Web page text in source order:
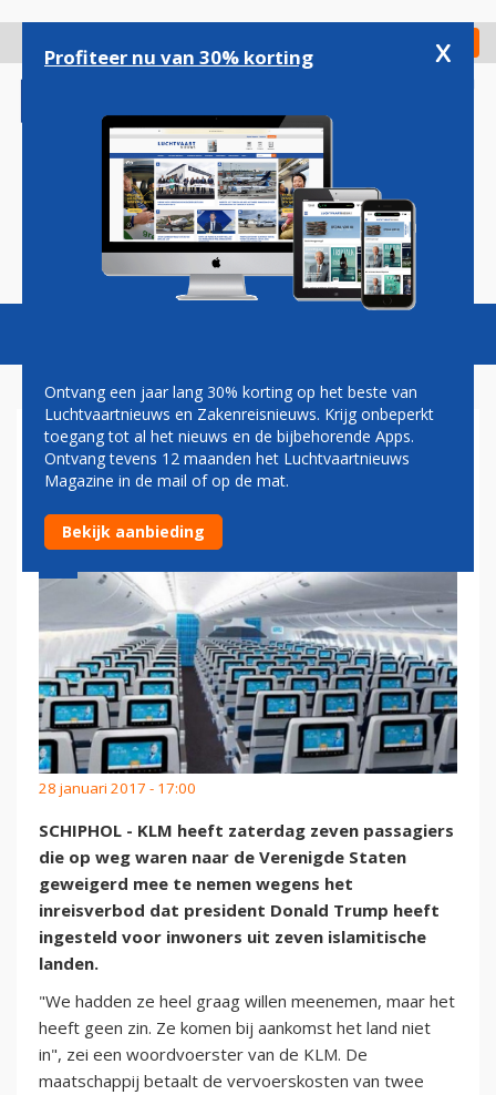
gaan
Check in
Magazine Podcasts Vacatures
KLM WEIGERT PASSAGIERS
NAAR VS
28 januari 2017 - 17:00
SCHIPHOL - KLM heeft zaterdag zeven passagiers
die op weg waren naar de Verenigde Staten
geweigerd mee te nemen wegens het
inreisverbod dat president Donald Trump heeft
ingesteld voor inwoners uit zeven islamitische
landen.
"We hadden ze heel graag willen meenemen, maar het
heeft geen zin. Ze komen bij aankomst het land niet
in", zei een woordvoerster van de KLM. De
maatschappij betaalt de vervoerskosten van twee
Profiteer nu van 30% korting x
Ontvang een jaar lang 30% korting op het beste van
Luchtvaartnieuws en Zakenreisnieuws. Krijg onbeperkt
toegang tot al het nieuws en de bijbehorende Apps.
Ontvang tevens 12 maanden het Luchtvaartnieuws
Magazine in de mail of op de mat.
Bekijk aanbieding